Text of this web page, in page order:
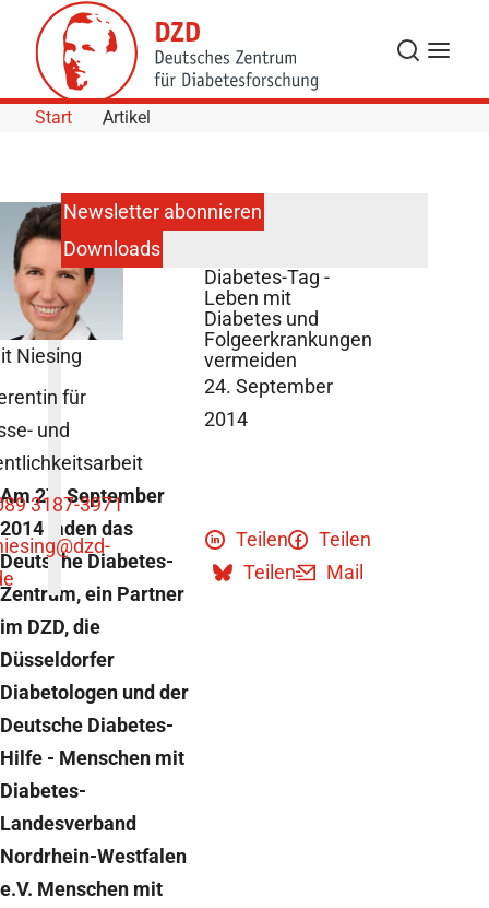
Skip to Content
Suche
Start Artikel
Diabetes-Tag -
Leben mit
Diabetes und
Folgeerkrankungen
vermeiden
24. September
2014
Am 27. September
2014 laden das
Deutsche Diabetes-
Zentrum, ein Partner
im DZD, die
Düsseldorfer
Diabetologen und der
Deutsche Diabetes-
Hilfe - Menschen mit
Diabetes-
Landesverband
Nordrhein-Westfalen
e.V. Menschen mit
Teilen
Teilen
Teilen
Mail
Niesing
für
und
3187-3971
@dzd-
Newsletter abonnieren
Downloads